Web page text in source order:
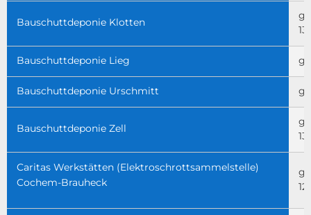
Bauschuttdeponie Klotten
Bauschuttdeponie Lieg
Bauschuttdeponie Urschmitt
Bauschuttdeponie Zell
Caritas Werkstätten (Elektroschrottsammelstelle)
Cochem-Brauheck